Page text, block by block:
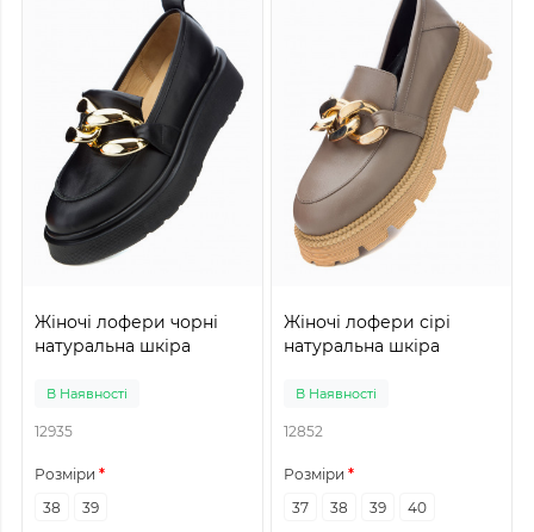
Жіночі лофери чорні
натуральна шкіра
В Наявності
12935
Розміри
38
39
Жіночі лофери сірі
натуральна шкіра
В Наявності
12852
Розміри
37
38 39 40